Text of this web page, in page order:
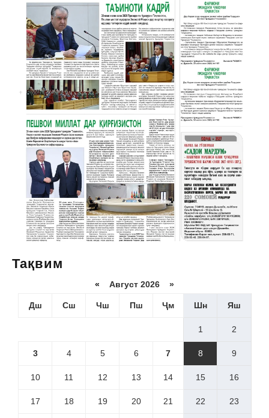
Тақвим
« Август 2026 »
Дш Сш Чш Пш Ҷм Шн Яш
1 2
3 4 5 6 7 8 9
10 11 12 13 14 15 16
17 18 19 20 21 22 23